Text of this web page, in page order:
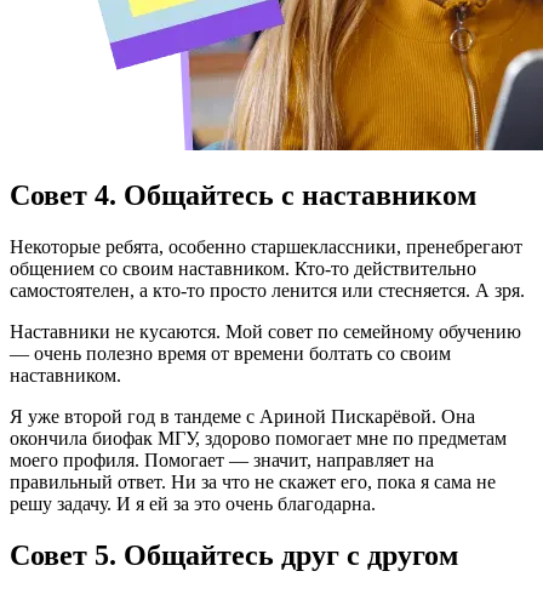
Совет 4. Общайтесь с наставником
Некоторые ребята, особенно старшеклассники, пренебрегают
общением со своим наставником. Кто-то действительно
самостоятелен, а кто-то просто ленится или стесняется. А зря.
Наставники не кусаются. Мой совет по семейному обучению
— очень полезно время от времени болтать со своим
наставником.
Я уже второй год в тандеме с Ариной Пискарёвой. Она
окончила биофак МГУ, здорово помогает мне по предметам
моего профиля. Помогает — значит, направляет на
правильный ответ. Ни за что не скажет его, пока я сама не
решу задачу. И я ей за это очень благодарна.
Совет 5. Общайтесь друг с другом